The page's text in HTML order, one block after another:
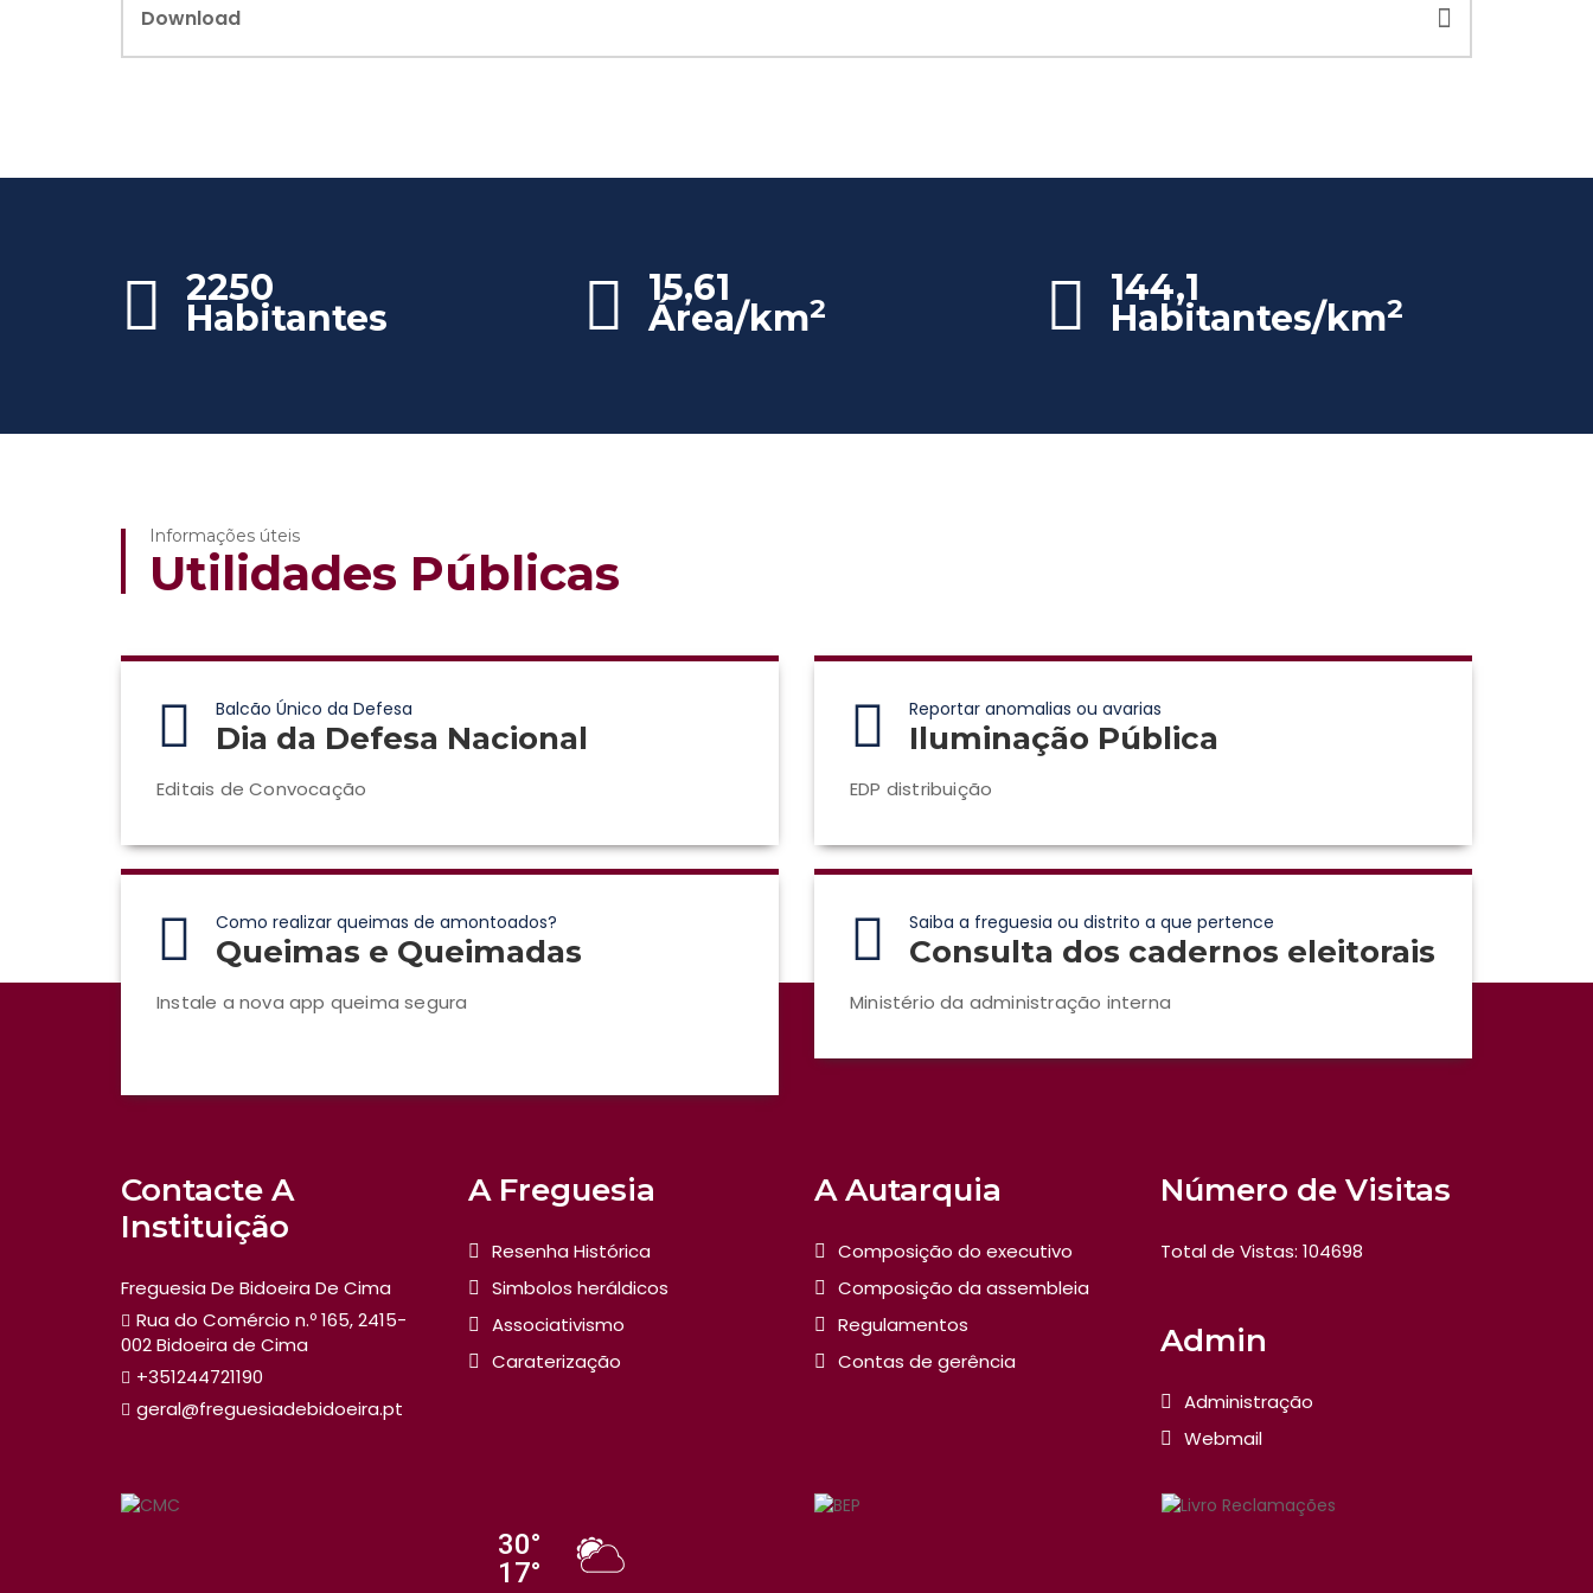
Download
2250
Habitantes
15,61
Área/km2 144,1
Habitantes/km2
Informações úteis
Utilidades Públicas
Balcão Único da Defesa
Dia da Defesa Nacional
Editais de Convocação
Reportar anomalias ou avarias
Iluminação Pública
EDP distribuição
Como realizar queimas de amontoados?
Queimas e Queimadas
Instale a nova app queima segura
Saiba a freguesia ou distrito a que pertence
Consulta dos cadernos eleitorais
Ministério da administração interna
Contacte A
Instituição
Freguesia De Bidoeira De Cima
Rua do Comércio n.º 165, 2415-
002 Bidoeira de Cima
+351244721190
geral@freguesiadebidoeira.pt
A Freguesia
Resenha Histórica
Simbolos heráldicos
Associativismo
Caraterização
A Autarquia
Composição do executivo
Composição da assembleia
Regulamentos
Contas de gerência
Número de Visitas
Total de Vistas: 104698
Admin
Administração
Webmail